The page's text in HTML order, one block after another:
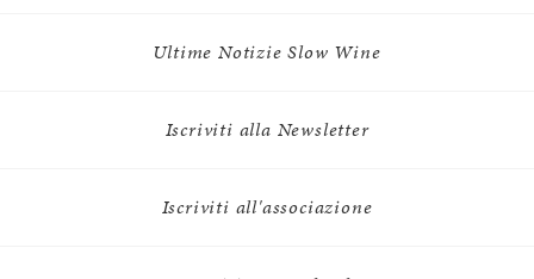
Ultime Notizie Slow Wine
Iscriviti alla Newsletter
Iscriviti all'associazione